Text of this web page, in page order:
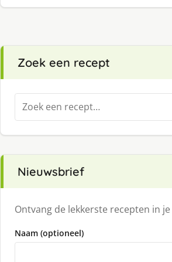
Zoek een recept
Zoeken
naar:
Nieuwsbrief
Ontvang de lekkerste recepten in
Naam (optioneel)